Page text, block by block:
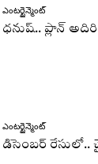
ఎంటర్టైన్మెంట్
ధనుష్‌.. ప్లాన్
ఎంటర్టైన్మెంట్
డిసెంబర్ రేసులో..